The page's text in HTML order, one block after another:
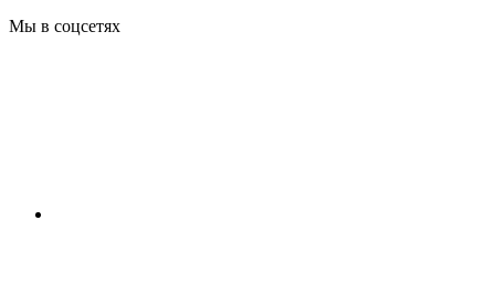
Мы в соцсетях